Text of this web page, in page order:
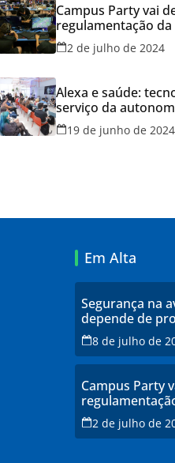
Campus Party vai
regulamentação
artificial
2 de julho de 2024
Alexa e saúde:
serviço da
qualidade de vida
19 de junho de 2024
Em Alta
Segurança na
depende de
profissionais
infraestrutura
explicam
8 de julho de
Campus Party
inteligência
2 de julho de